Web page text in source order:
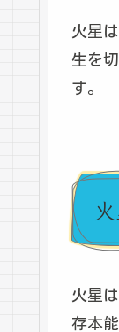
火星
生を
す。
火星
存本